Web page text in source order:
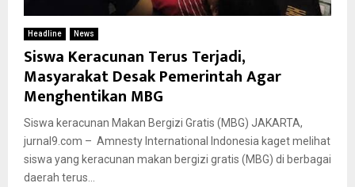
Headline News
Siswa Keracunan Terus Terjadi,
Masyarakat Desak Pemerintah Agar
Menghentikan MBG
Siswa keracunan Makan Bergizi Gratis (MBG) JAKARTA,
jurnal9.com – Amnesty International Indonesia kaget melihat
siswa yang keracunan makan bergizi gratis (MBG) di berbagai
daerah terus...